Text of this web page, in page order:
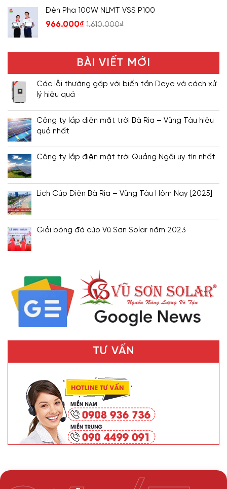
Đèn Pha 100W NLMT VSS P100
966.000₫ 1.610.000₫
BÀI VIẾT MỚI
Các lỗi thường gặp với biến tần Deye và cách xử
lý hiệu quả
Công ty lắp điện mặt trời Bà Rịa – Vũng Tàu hiệu
quả nhất
Công ty lắp điện mặt trời Quảng Ngãi uy tín nhất
Lịch Cúp Điện Bà Rịa – Vũng Tàu Hôm Nay [2025]
Giải bóng đá cúp Vũ Sơn Solar năm 2023
TƯ VẤN